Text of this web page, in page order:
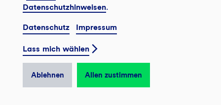
FAQ
Kontakt
Newsletter
GLS Bank Magazin
Tagesgeldkonto
Finanzieren
Investieren
Veranstaltungen
Filiale finden
Presse
Karriere
Sozial-ökologisch seit 1974
© 2026 GLS Gemeinschaftsbank eG
Vertrag widerrufen
Datenschutzhinweisen.
Datenschutz Impressum
Lass mich wählen
Ablehnen Allen zustimmen